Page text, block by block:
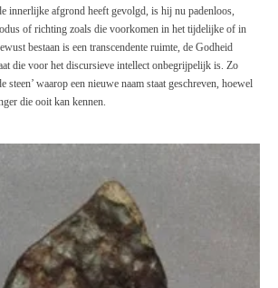
innerlijke afgrond heeft gevolgd, is hij nu padenloos,
of richting zoals die voorkomen in het tijdelijke of in
bestaan is een transcendente ruimte, de Godheid
die voor het discursieve intellect onbegrijpelijk is. Zo
steen’ waarop een nieuwe naam staat geschreven, hoewel
die ooit kan kennen.